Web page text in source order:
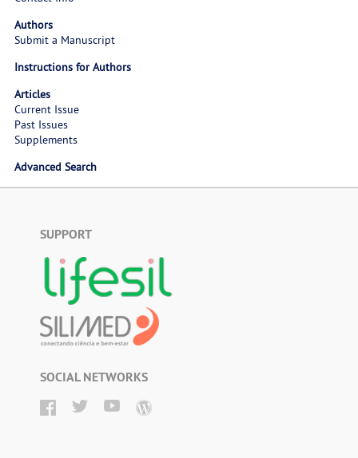
Authors
Submit a Manuscript
Instructions for Authors
Articles
Current Issue
Past Issues
Supplements
Advanced Search
SUPPORT
SOCIAL NETWORKS